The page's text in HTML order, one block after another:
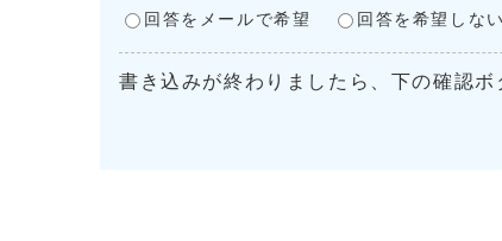
回答をメールで希望 回答を希望しない
書き込みが終わりましたら、下の確認ボ